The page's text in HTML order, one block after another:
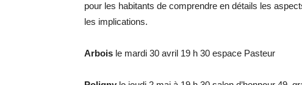
pour les habitants de comprendre en détails les
les implications.
Arbois le mardi 30 avril 19 h 30 espace Pasteur